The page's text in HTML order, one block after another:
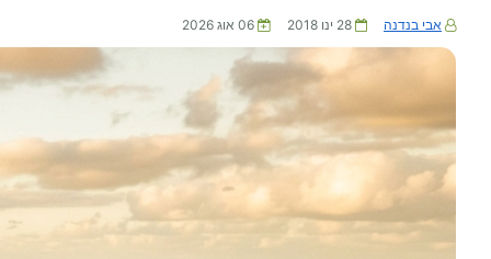
אבי בנדנה 28 ינו 2018 06 אוג 2026